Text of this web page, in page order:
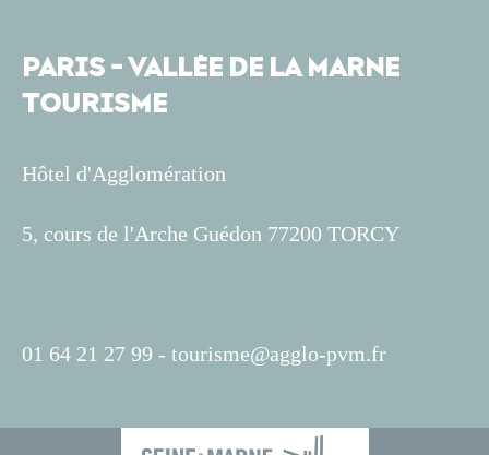
PARIS - VALLÉE DE LA MARNE
TOURISME
Hôtel d'Agglomération
5, cours de l'Arche Guédon 77200 TORCY
01 64 21 27 99 - tourisme@agglo-pvm.fr